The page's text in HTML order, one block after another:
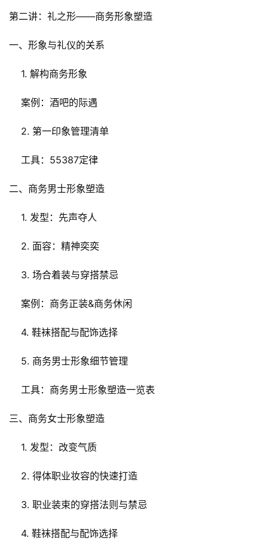
第二讲：礼之形——商务形象塑造
一、形象与礼仪的关系
    1. 解构商务形象
    案例：酒吧的际遇
    2. 第一印象管理清单
    工具：55387定律
二、商务男士形象塑造
    1. 发型：先声夺人
    2. 面容：精神奕奕
    3. 场合着装与穿搭禁忌
    案例：商务正装&商务休闲
    4. 鞋袜搭配与配饰选择
    5. 商务男士形象细节管理
    工具：商务男士形象塑造一览表
三、商务女士形象塑造
    1. 发型：改变气质
    2. 得体职业妆容的快速打造
    3. 职业装束的穿搭法则与禁忌
    4. 鞋袜搭配与配饰选择